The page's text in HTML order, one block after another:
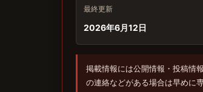
最終更新
2026年6月12日
掲載情報には公開情報・投稿情
の連絡などがある場合は早めに